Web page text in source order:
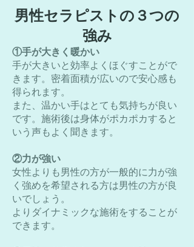
​男性セラピストの３つの
強み
①手が大きく暖かい
手が大きいと効率よくほぐすことがで
きます。密着面積が広いので安心感も
得られます。
また、温かい手はとても気持ちが良い
です。施術後は身体がポカポカすると
いう声もよく聞きます。
②力が強い
女性よりも男性の方が一般的に力が強
く強めを希望される方は男性の方が良
いでしょう。
​よりダイナミックな施術をすることが
できます。